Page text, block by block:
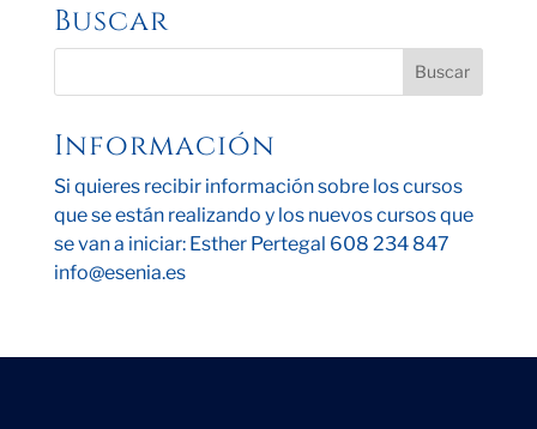
Buscar
Información
Si quieres recibir información sobre los cursos
que se están realizando y los nuevos cursos que
se van a iniciar: Esther Pertegal 608 234 847
info@esenia.es